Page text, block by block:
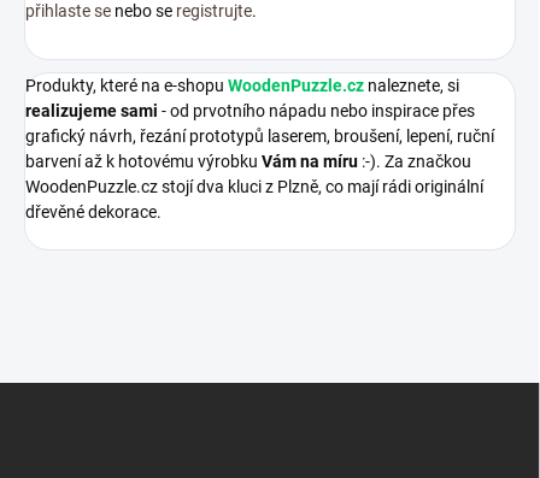
přihlaste se nebo se registrujte.
Produkty, které na e-shopu WoodenPuzzle.cz naleznete, si
realizujeme sami - od prvotního nápadu nebo inspirace přes
grafický návrh, řezání prototypů laserem, broušení, lepení, ruční
barvení až k hotovému výrobku Vám na míru :-). Za značkou
WoodenPuzzle.cz stojí dva kluci z Plzně, co mají rádi originální
dřevěné dekorace.